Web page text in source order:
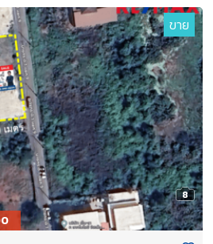
8
ขาย